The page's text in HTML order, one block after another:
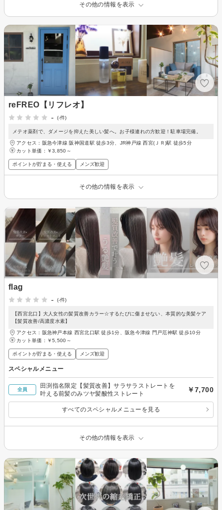
その他の情報を表示
reFREO【リフレオ】
-
(-件)
メテオ薬剤で、ダメージを抑えた美しい髪へ。お子様連れの方歓迎！駐車場完備。
アクセス：阪急今津線 阪神国道駅 徒歩3分、JR神戸線 西宮(ＪＲ)駅 徒歩5分
カット単価： ￥3,850～
ポイントが貯まる・使える メンズ歓迎
その他の情報を表示
flag
-
(-件)
【西宮北口】大人女性の髪質改善カラー☆するたびに傷ませない、本質的な美髪ケア
【髪質改善/高濃度水素】
アクセス：阪急神戸本線 西宮北口駅 徒歩1分、阪急今津線 門戸厄神駅 徒歩10分
カット単価： ￥5,500～
ポイントが貯まる・使える メンズ歓迎
スペシャルメニュー
全員
田渕指名限定【髪質改善】サラサラストレートを
叶える前髪のみツヤ髪酸性ストレート
￥7,700
すべてのスペシャルメニューを見る
その他の情報を表示